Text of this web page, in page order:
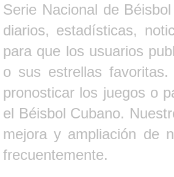
Serie Nacional de
diarios, estadísticas,
para que los usuarios
o sus estrellas
pronosticar los juegos o
el Béisbol Cubano.
mejora y ampliación de
frecuentemente.